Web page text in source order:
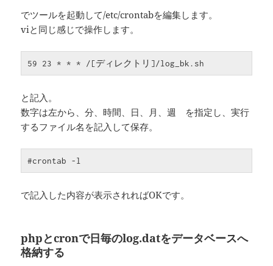
でツールを起動して/etc/crontabを編集します。
viと同じ感じで操作します。
59 23 * * * /[ディレクトリ]/log_bk.sh
と記入。
数字は左から、分、時間、日、月、週 を指定し、実行
するファイル名を記入して保存。
#crontab -l
で記入した内容が表示されればOKです。
phpとcronで日毎のlog.datをデータベースへ
格納する